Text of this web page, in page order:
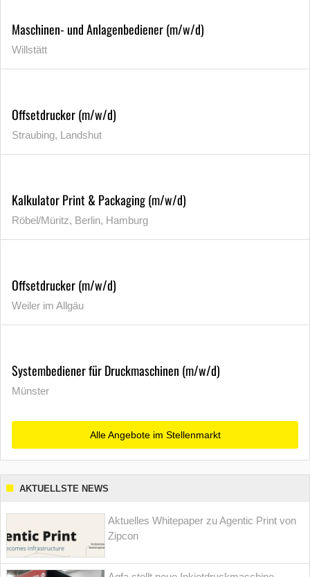
Maschinen- und Anlagenbediener (m/w/d)
Willstätt
Offsetdrucker (m/w/d)
Straubing, Landshut
Kalkulator Print & Packaging (m/w/d)
Röbel/Müritz, Berlin, Hamburg
Offsetdrucker (m/w/d)
Weiler im Allgäu
Systembediener für Druckmaschinen (m/w/d)
Münster
Alle Angebote im Stellenmarkt
AKTUELLSTE NEWS
Aktuelles Whitepaper zu Agentic Print von
Zipcon